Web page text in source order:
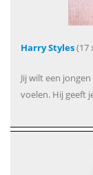
Harry Styles(17
Jij wilt een
voelen. Hij geeft